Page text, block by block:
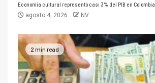
Economía cultural representó casi 3% del PIB en Colombia
agosto 4, 2026 NV
2 min read